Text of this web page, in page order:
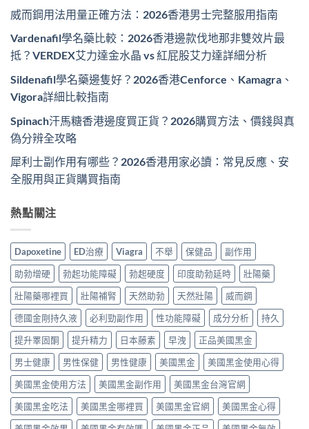
威而鋼用法用量正確方法：2026香港男士完整服用指南
Vardenafil學名藥比較：2026香港邊款伐地那非雙效片最
抵？VERDEX艾力達金水晶 vs 紅屁股艾力達詳細分析
Sildenafil學名藥邊隻好？2026香港Cenforce、Kamagra、
Vigora詳細比較指南
Spinach汗馬糖香港邊度買正貨？2026購買方法、價錢與真
偽分辨全攻略
犀利士副作用有哪些？2026香港用家必讀：常見反應、安
全服用與正貨購買指南
熱點關注
Dapoxetine ED治療 Viagra 不舉 保健品
副作用
助勃增硬
勃起功能障礙 勃起硬度 印度助勃延時
壯陽藥
壯陽藥哪裡買
壯陽補腎 天然助勃 天然壯陽
威而鋼
德國金剛持久液
必利勁副作用 性功能障礙 成分分析
持久
提升睪固酮
提升精力 日本藤素 早洩
正品美國黑金
男士健康
男性保健 男性健康 美國黑金
美國黑金使用心得
美國黑金使用方法
美國黑金副作用
美國黑金台灣官網
美國黑金吃法
美國黑金哪裡買 美國黑金官網
美國黑金心得